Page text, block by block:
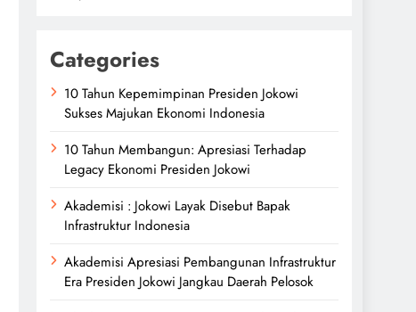
Categories
10 Tahun Kepemimpinan Presiden Jokowi
Sukses Majukan Ekonomi Indonesia
10 Tahun Membangun: Apresiasi Terhadap
Legacy Ekonomi Presiden Jokowi
Akademisi : Jokowi Layak Disebut Bapak
Infrastruktur Indonesia
Akademisi Apresiasi Pembangunan Infrastruktur
Era Presiden Jokowi Jangkau Daerah Pelosok